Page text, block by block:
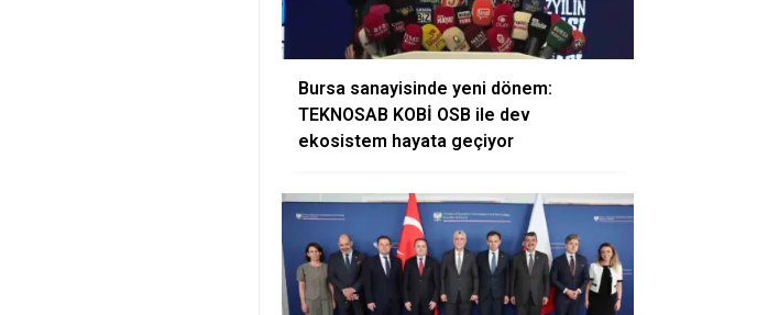
Bursa sanayisinde yeni dönem:
TEKNOSAB KOBİ OSB ile dev
ekosistem hayata geçiyor